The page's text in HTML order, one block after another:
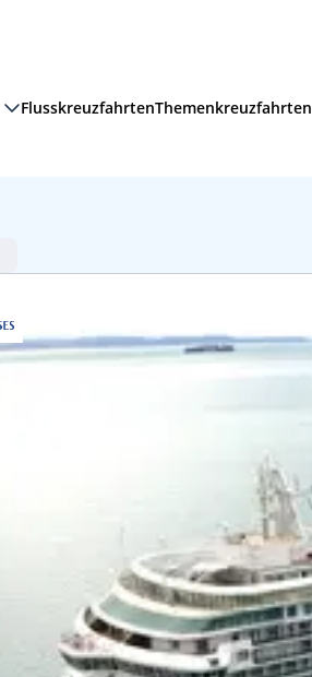
FlusskreuzfahrtenThemenkreuzfahrten